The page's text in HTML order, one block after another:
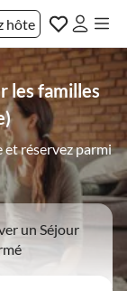
hôte
les familles
et réservez parmi
un Séjour